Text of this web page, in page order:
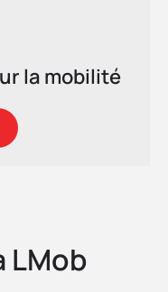
la mobilité
LMob